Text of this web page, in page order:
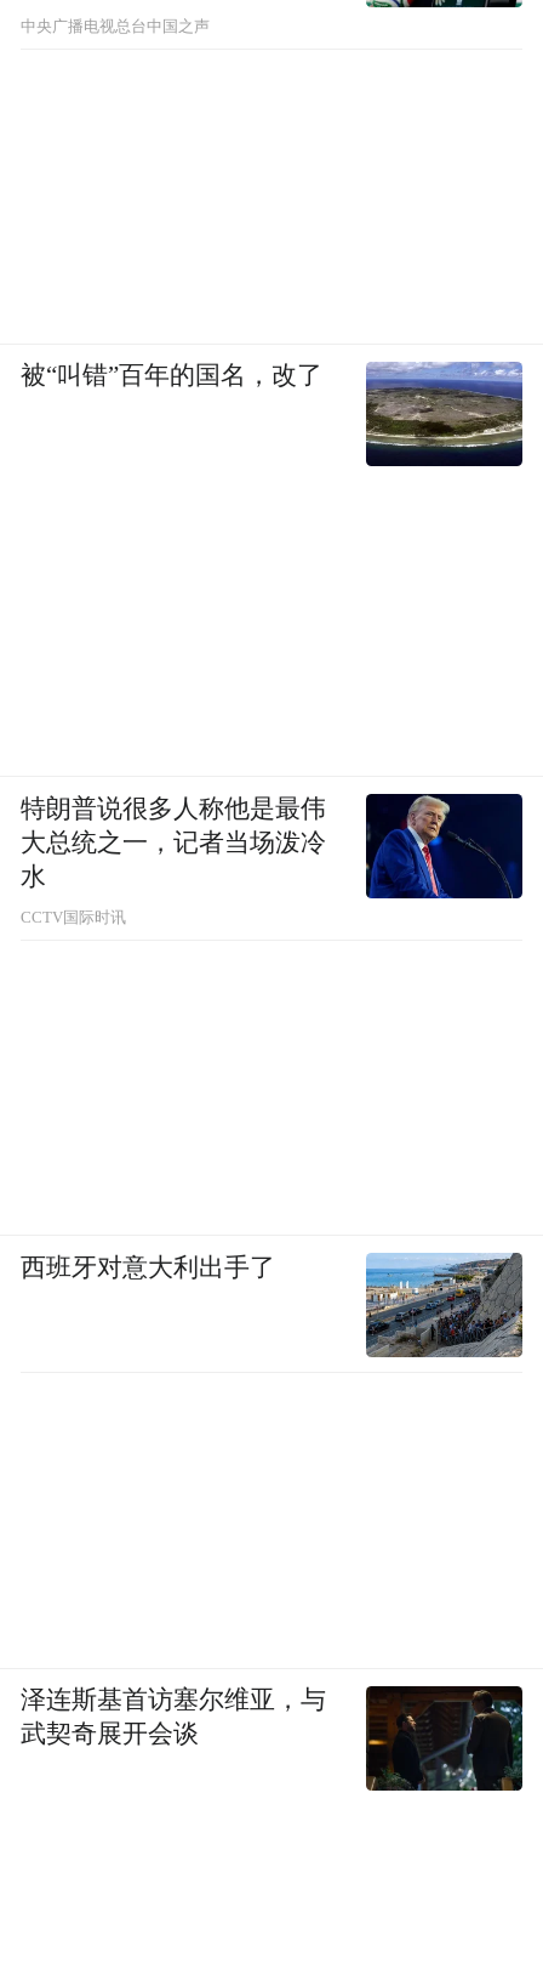
中央广播电视总台中国之声
被“叫错”百年的国名，改了
特朗普说很多人称他是最伟
大总统之一，记者当场泼冷
水
CCTV国际时讯
西班牙对意大利出手了
泽连斯基首访塞尔维亚，与
武契奇展开会谈